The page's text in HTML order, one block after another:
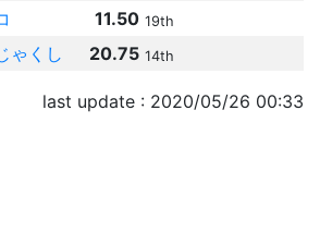
11.50 19th
ゃくし 20.75 14th
last update : 2020/05/26 00:33